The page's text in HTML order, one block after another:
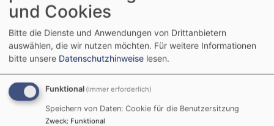
und Formate finden Sie hier.
JUBILÄUMSGOTTESDIENST - 50 JAHRE
PARTNERSCHAFT
und Cookies
Bitte die Dienste und Anwendungen von Drittanbietern
auswählen, die wir nutzen möchten. Für weitere Informationen
bitte unsere Datenschutzhinweise lesen.
Funktional (immer erforderlich)
Speichern von Daten: Cookie für die Benutzersitzung
Zweck: Funktional